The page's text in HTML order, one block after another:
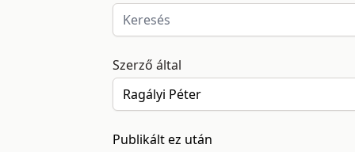
Szerző által
Publikált ez után